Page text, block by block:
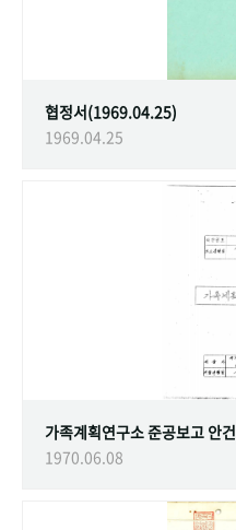
협정서(1969.04.25)
1969.04.25
가족계획연구소 준공보고 안건
1970.06.08